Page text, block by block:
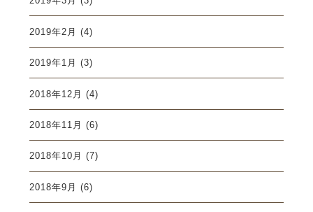
2019年2月 (4)
2019年1月 (3)
2018年12月 (4)
2018年11月 (6)
2018年10月 (7)
2018年9月 (6)